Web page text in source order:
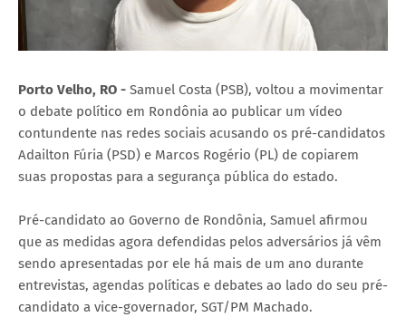
Porto Velho, RO - Samuel Costa (PSB), voltou a movimentar
o debate político em Rondônia ao publicar um vídeo
contundente nas redes sociais acusando os pré-candidatos
Adailton Fúria (PSD) e Marcos Rogério (PL) de copiarem
suas propostas para a segurança pública do estado.
Pré-candidato ao Governo de Rondônia, Samuel afirmou
que as medidas agora defendidas pelos adversários já vêm
sendo apresentadas por ele há mais de um ano durante
entrevistas, agendas políticas e debates ao lado do seu pré-
candidato a vice-governador, SGT/PM Machado.